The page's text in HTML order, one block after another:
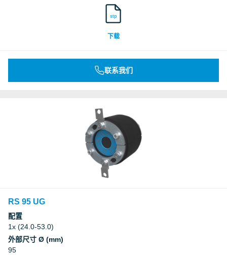
stp
下载
联系我们
RS 95 UG
配置
1x (24.0-53.0)
外部尺寸 Ø (mm)
95